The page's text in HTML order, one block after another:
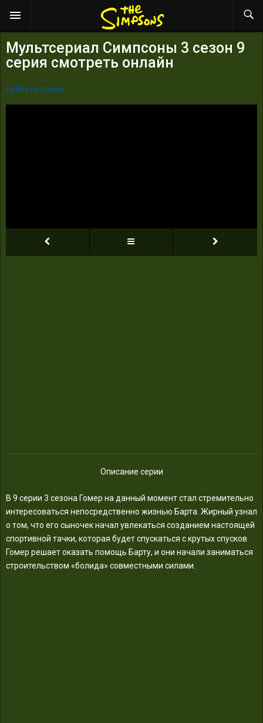
Мультсериал Симпсоны 3 сезон 9
серия смотреть онлайн
Субботы грома
Описание серии
В 9 серии 3 сезона Гомер на данный момент стал стремительно
интересоваться непосредственно жизнью Барта. Жирный узнал
о том, что его сыночек начал увлекаться созданием настоящей
спортивной тачки, которая будет спускаться с крутых спусков.
Гомер решает оказать помощь Барту, и они начали заниматься
строительством «болида» совместными силами.